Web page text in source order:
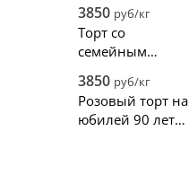
3850 руб/кг
Торт со
семейным
юбилей 90 лет
любимому
дедушке
3850 руб/кг
Розовый торт на
юбилей 90 лет